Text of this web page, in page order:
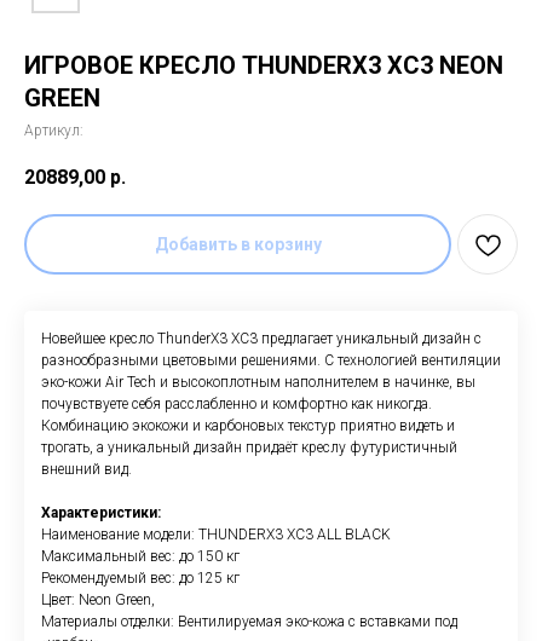
ИГРОВОЕ КРЕСЛО THUNDERX3 XC3 NEON
GREEN
Артикул:
20889,00 р.
Добавить в корзину
Новейшее кресло ThunderX3 XC3 предлагает уникальный дизайн с
разнообразными цветовыми решениями. С технологией вентиляции
эко-кожи Air Tech и высокоплотным наполнителем в начинке, вы
почувствуете себя расслабленно и комфортно как никогда.
Комбинацию экокожи и карбоновых текстур приятно видеть и
трогать, а уникальный дизайн придаёт креслу футуристичный
внешний вид.
Характеристики:
Наименование модели: THUNDERX3 XC3 ALL BLACK
Максимальный вес: до 150 кг
Рекомендуемый вес: до 125 кг
Цвет: Neon Green,
Материалы отделки: Вентилируемая эко-кожа с вставками под